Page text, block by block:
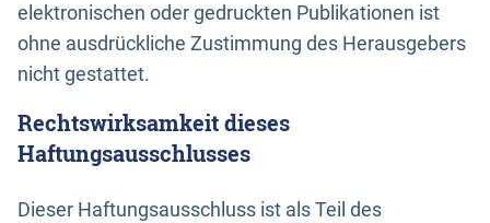
elektronischen oder gedruckten Publikationen ist
ohne ausdrückliche Zustimmung des Herausgebers
nicht gestattet.
Rechtswirksamkeit dieses
Haftungsausschlusses
Dieser Haftungsausschluss ist als Teil des